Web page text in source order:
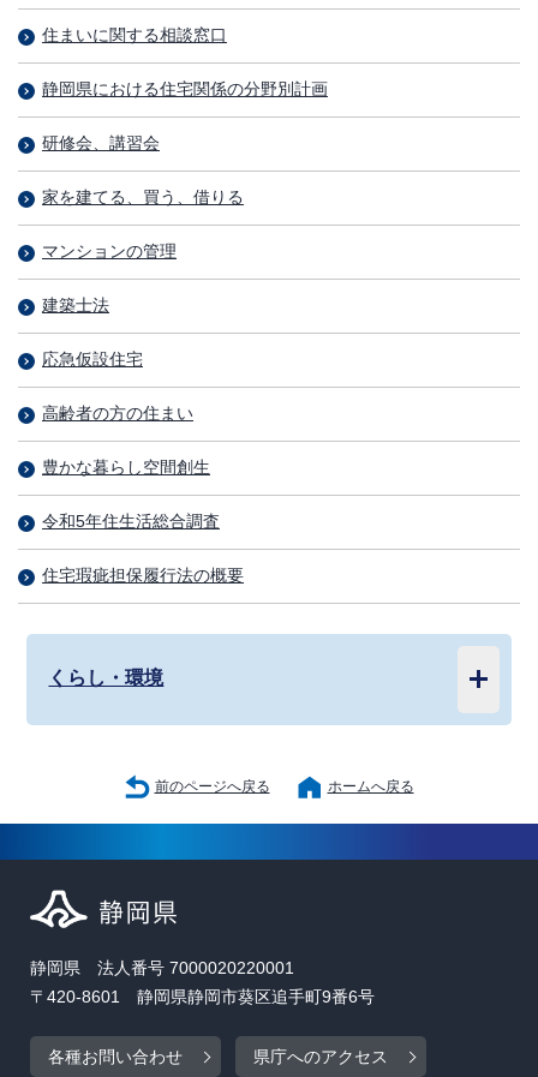
住まいに関する相談窓口
静岡県における住宅関係の分野別計画
研修会、講習会
家を建てる、買う、借りる
マンションの管理
建築士法
応急仮設住宅
高齢者の方の住まい
豊かな暮らし空間創生
令和5年住生活総合調査
住宅瑕疵担保履行法の概要
くらし・環境
前のページへ戻る ホームへ戻る
静岡県 法人番号 7000020220001
〒420-8601 静岡県静岡市葵区追手町9番6号
各種お問い合わせ 県庁へのアクセス